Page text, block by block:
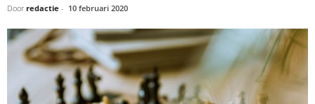
Door redactie - 10 februari 2020